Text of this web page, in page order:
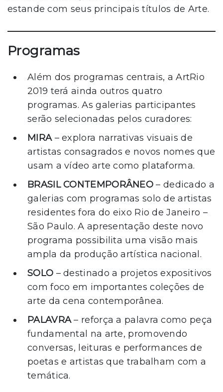
estande com seus principais títulos de Arte.
Programas
Além dos programas centrais, a ArtRio
2019 terá ainda outros quatro
programas. As galerias participantes
serão selecionadas pelos curadores:
MIRA– explora narrativas visuais de
artistas consagrados e novos nomes que
usam a vídeo arte como plataforma.
BRASIL CONTEMPORÂNEO – dedicado a
galerias com programas solo de artistas
residentes fora do eixo Rio de Janeiro –
São Paulo. A apresentação deste novo
programa possibilita uma visão mais
ampla da produção artística nacional.
SOLO – destinado a projetos expositivos
com foco em importantes coleções de
arte da cena contemporânea.
PALAVRA– reforça a palavra como peça
fundamental na arte, promovendo
conversas, leituras e performances de
poetas e artistas que trabalham com a
temática.